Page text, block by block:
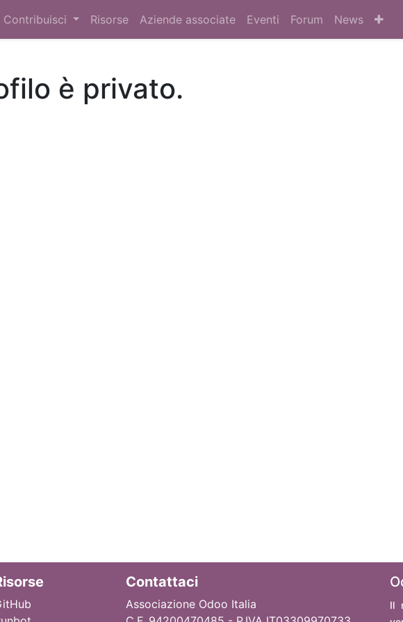
Contribuisci Risorse Aziende associate Eventi Forum News
è privato.
sorse Contattaci
Associazione Odoo Italia
Il